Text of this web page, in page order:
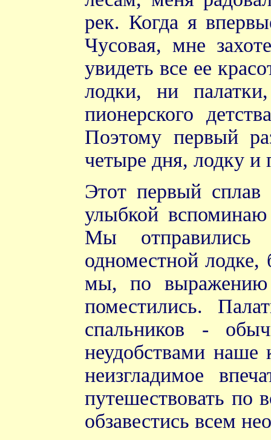
рек. Когда я
Чусовая, мне
увидеть все ее
лодки, ни
пионерского
Поэтому первый
четыре дня, лодку и
Этот первый
улыбкой
Мы
одноместной
мы, по выражению
поместились.
спальников -
неудобствами наше
неизгладимое
путешествовать по
обзавестись всем